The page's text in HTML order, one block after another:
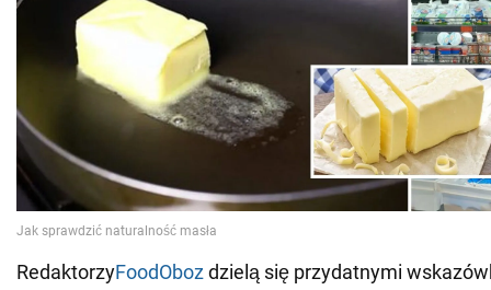
RedaktorzyFoodObozdzielą się przydatnymi